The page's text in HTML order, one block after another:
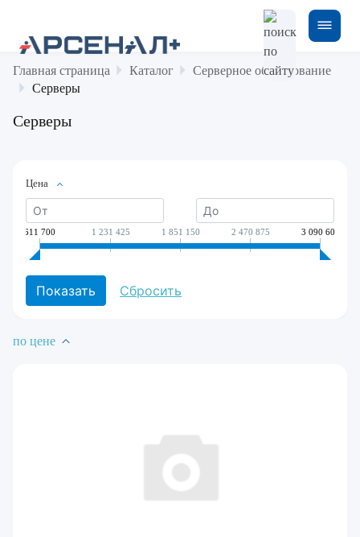
Главная страница Каталог
Серверное оборудование
Серверы
Серверы
Цена
611 700 1 231 425 1 851 150 2 470 875 3 090 600
по цене